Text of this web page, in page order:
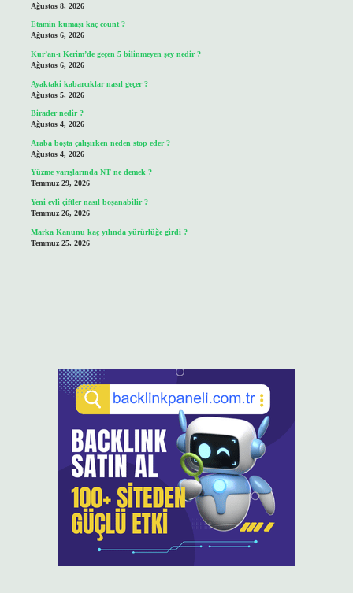
Ağustos 8, 2026
Etamin kumaşı kaç count ?
Ağustos 6, 2026
Kur’an-ı Kerim’de geçen 5 bilinmeyen şey nedir ?
Ağustos 6, 2026
Ayaktaki kabarcıklar nasıl geçer ?
Ağustos 5, 2026
Birader nedir ?
Ağustos 4, 2026
Araba boşta çalışırken neden stop eder ?
Ağustos 4, 2026
Yüzme yarışlarında NT ne demek ?
Temmuz 29, 2026
Yeni evli çiftler nasıl boşanabilir ?
Temmuz 26, 2026
Marka Kanunu kaç yılında yürürlüğe girdi ?
Temmuz 25, 2026